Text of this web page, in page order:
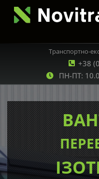
+38
Транспортно-
ПН-ПТ: